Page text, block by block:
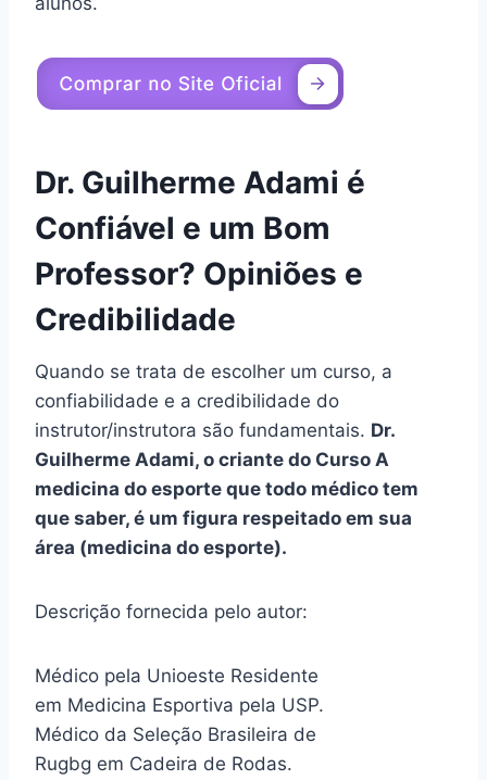
Dr. Guilherme Adami é
Confiável e um Bom
Professor? Opiniões e
Credibilidade
Quando se trata de escolher um curso, a
confiabilidade e a credibilidade do
instrutor/instrutora são fundamentais. Dr.
Guilherme Adami, o criante do Curso A
medicina do esporte que todo médico tem
que saber, é um figura respeitado em sua
área (medicina do esporte).
Descrição fornecida pelo autor:
Médico pela Unioeste Residente
em Medicina Esportiva pela USP.
Médico da Seleção Brasileira de
Rugbg em Cadeira de Rodas.